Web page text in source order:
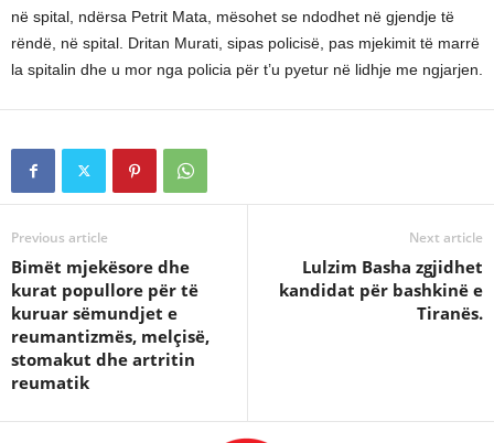
në spital, ndërsa Petrit Mata, mësohet se ndodhet në gjendje të
rëndë, në spital. Dritan Murati, sipas policisë, pas mjekimit të marrë
la spitalin dhe u mor nga policia për t’u pyetur në lidhje me ngjarjen.
Previous article
Bimët mjekësore dhe
kurat popullore për të
kuruar sëmundjet e
reumantizmës, melçisë,
stomakut dhe artritin
reumatik
Next article
Lulzim Basha zgjidhet
kandidat për bashkinë e
Tiranës.